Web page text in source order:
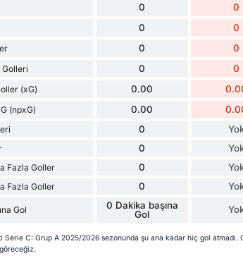
0 0
0 0
0 0
Golleri 0 0
(xG) 0.00
(npxG) 0.00
0
0
Fazla Goller 0
Fazla Goller 0
Gol
0 Dakika başına
Gol
Serie C: Grup A 2025/2026 sezonunda şu ana kadar hiç gol atmadı.